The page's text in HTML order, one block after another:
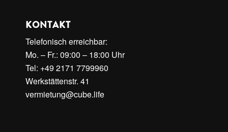
KONTAKT
Telefonisch erreichbar:
Mo. – Fr.: 09:00 – 18:00 Uhr
Tel: +49 2171 7799960
Werkstättenstr. 41
vermietung@cube.life